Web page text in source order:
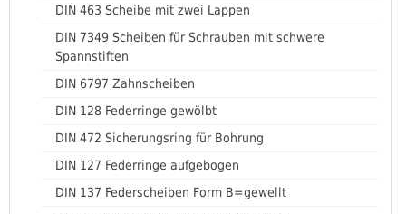
DIN 463 Scheibe mit zwei Lappen
DIN 7349 Scheiben für Schrauben mit schwere
Spannstiften
DIN 6797 Zahnscheiben
DIN 128 Federringe gewölbt
DIN 472 Sicherungsring für Bohrung
DIN 127 Federringe aufgebogen
DIN 137 Federscheiben Form B=gewellt